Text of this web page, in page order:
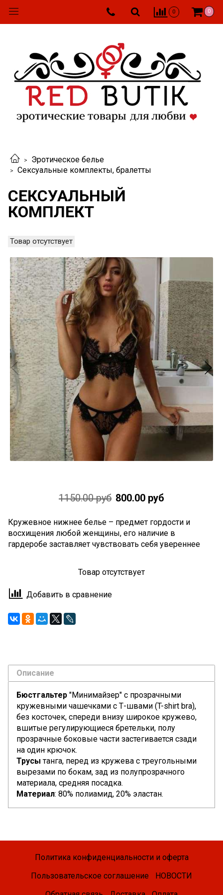
0 0
Эротическое белье
Сексуальные комплекты, бралетты
СЕКСУАЛЬНЫЙ
КОМПЛЕКТ
Товар отсутствует
1150.00 руб 800.00 руб
Кружевное нижнее белье – предмет гордости и
восхищения любой женщины, его наличие в
гардеробе заставляет чувствовать себя увереннее
Товар отсутствует
Добавить в сравнение
Описание
Бюстгальтер "Минимайзер" с прозрачными
кружевными чашечками с Т-швами (T-shirt bra),
без косточек, спереди внизу широкое кружево,
вшитые регулирующиеся бретельки, полу
прозрачные боковые части застегивается сзади
на один крючок.
Трусы танга, перед из кружева с треугольными
вырезами по бокам, зад из полупрозрачного
материала, средняя посадка.
Материал: 80% полиамид, 20% эластан.
Политика конфиденциальности и оферта
Пользовательское соглашение
НОВОСТИ